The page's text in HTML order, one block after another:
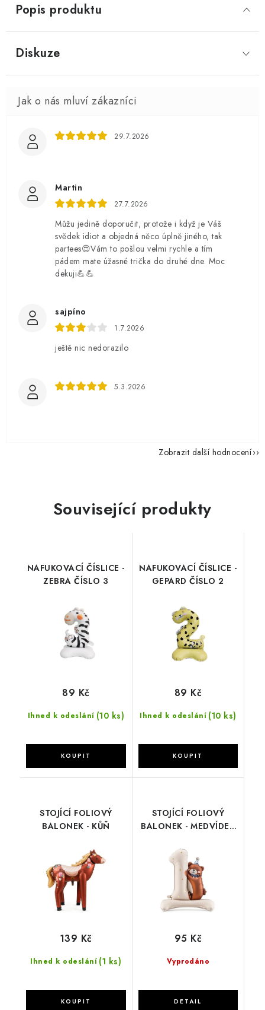
Popis produktu
Diskuze
29.7.2026
Martin
27.7.2026
Můžu jedině doporučit, protože i když je Váš
svědek idiot a objedná něco úplně jiného, tak
partees😍Vám to pošlou velmi rychle a tím
pádem mate úžasné trička do druhé dne. Moc
dekuji💪💪
sajpíno
1.7.2026
ještě nic nedorazilo
5.3.2026
Zobrazit další hodnocení
Související produkty
NAFUKOVACÍ ČÍSLICE -
ZEBRA ČÍSLO 3
Ihned k odeslání (10 ks)
89 Kč
NAFUKOVACÍ ČÍSLICE -
GEPARD ČÍSLO 2
Ihned k odeslání (10 ks)
89 Kč
STOJÍCÍ FOLIOVÝ
BALONEK - KŮŇ
Ihned k odeslání (1 ks)
139 Kč
STOJÍCÍ FOLIOVÝ
BALONEK - MEDVÍDEK
Vyprodáno
95 Kč